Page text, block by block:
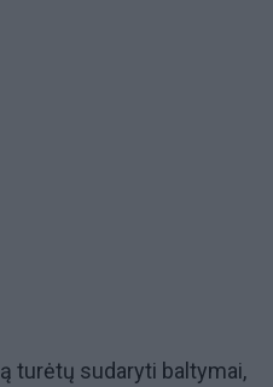
turėtų sudaryti baltymai,